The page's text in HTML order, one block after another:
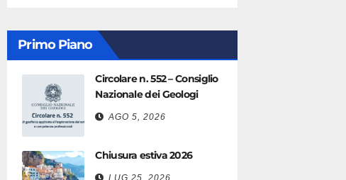
Primo Piano
Circolare n. 552 – Consiglio
Nazionale dei Geologi
AGO 5, 2026
Chiusura estiva 2026
LUG 25, 2026